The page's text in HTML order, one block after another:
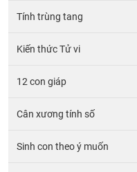
Tính trùng tang
Kiến thức Tử vi
12 con giáp
Cân xương tính số
Sinh con theo ý muốn